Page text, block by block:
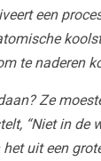
een
te naderen
Ze
“Niet in de
uit een